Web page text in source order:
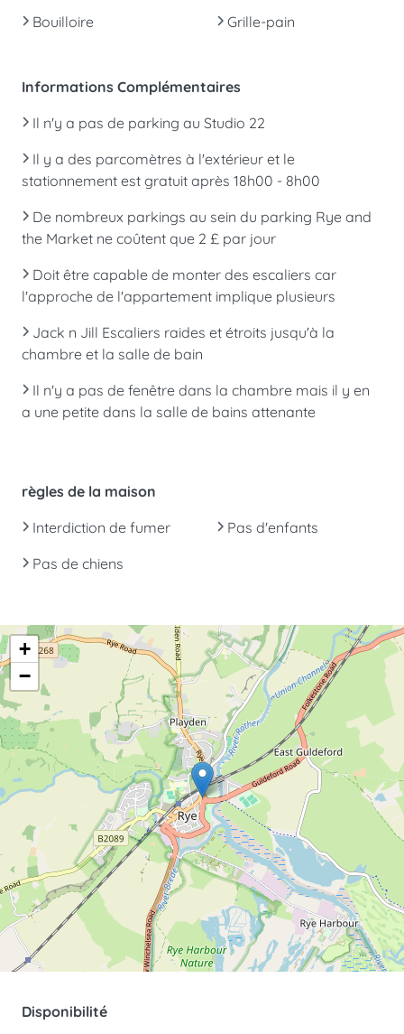
Bouilloire Grille-pain
Informations Complémentaires
Il n'y a pas de parking au Studio 22
Il y a des parcomètres à l'extérieur et le
stationnement est gratuit après 18h00 - 8h00
De nombreux parkings au sein du parking Rye and
the Market ne coûtent que 2 £ par jour
Doit être capable de monter des escaliers car
l'approche de l'appartement implique plusieurs
Jack n Jill Escaliers raides et étroits jusqu'à la
chambre et la salle de bain
Il n'y a pas de fenêtre dans la chambre mais il y en
a une petite dans la salle de bains attenante
règles de la maison
Interdiction de fumer
Pas d'enfants
Pas de chiens
+
−
Disponibilité